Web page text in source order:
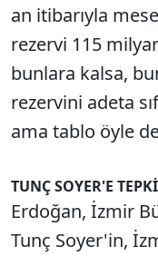
an itibarıyla
rezervi 115
bunlara kalsa,
rezervini adeta
ama tablo öyle
TUNÇ SOYER'E TEPKİ
Erdoğan, İzmir
Tunç Soyer'in,